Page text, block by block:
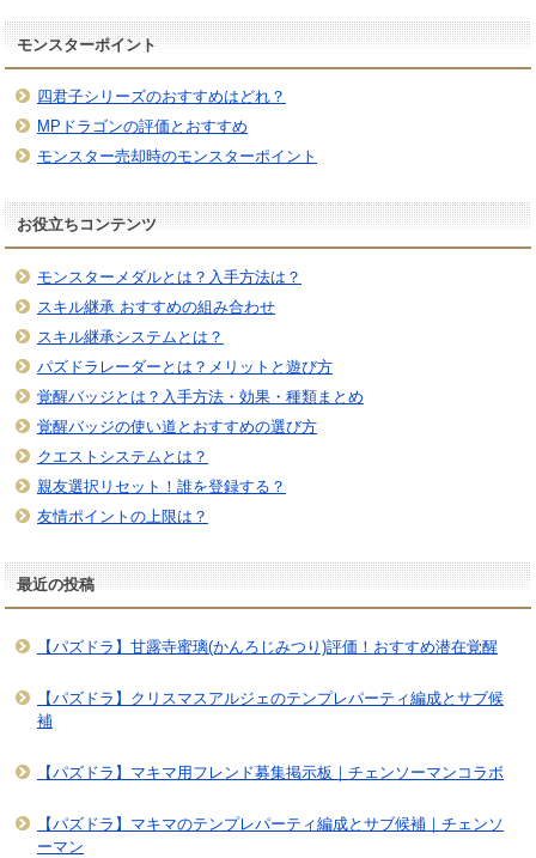
モンスターポイント
四君子シリーズのおすすめはどれ？
MPドラゴンの評価とおすすめ
モンスター売却時のモンスターポイント
お役立ちコンテンツ
モンスターメダルとは？入手方法は？
スキル継承 おすすめの組み合わせ
スキル継承システムとは？
パズドラレーダーとは？メリットと遊び方
覚醒バッジとは？入手方法・効果・種類まとめ
覚醒バッジの使い道とおすすめの選び方
クエストシステムとは？
親友選択リセット！誰を登録する？
友情ポイントの上限は？
最近の投稿
【パズドラ】甘露寺蜜璃(かんろじみつり)評価！おすすめ潜在覚醒
【パズドラ】クリスマスアルジェのテンプレパーティ編成とサブ候
補
【パズドラ】マキマ用フレンド募集掲示板｜チェンソーマンコラボ
【パズドラ】マキマのテンプレパーティ編成とサブ候補｜チェンソ
ーマン